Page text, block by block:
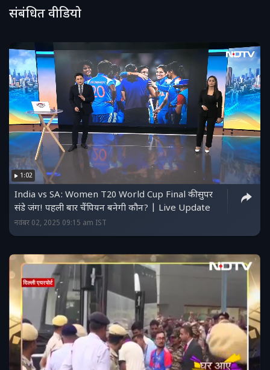
करवाई.
संबंधित वीडियो
1:02
India vs SA: Women T20 World Cup Final की सुपर
संडे जंग! पहली बार चैंपियन बनेगी कौन? | Live Update
नवंबर 02, 2025 09:15 am IST